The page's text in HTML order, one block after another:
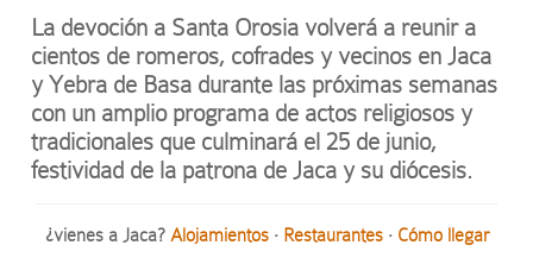
La devoción a Santa Orosia volverá a reunir a
cientos de romeros, cofrades y vecinos en Jaca
y Yebra de Basa durante las próximas semanas
con un amplio programa de actos religiosos y
tradicionales que culminará el 25 de junio,
festividad de la patrona de Jaca y su diócesis.
¿vienes a Jaca? Alojamientos· Restaurantes· Cómo llegar